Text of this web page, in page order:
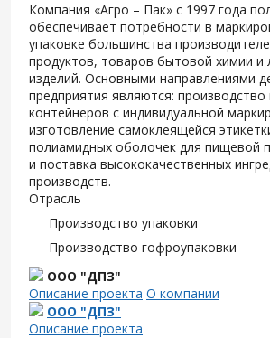
Компания «Агро – Пак» с 1997 года
обеспечивает потребности в
упаковке большинства
продуктов, товаров бытовой химии и
изделий. Основными направлениями
предприятия являются: производство
контейнеров с индивидуальной
изготовление самоклеящейся
полиамидных оболочек для пищевой
и поставка высококачественных
производств.
Отрасль
Производство упаковки
Производство гофроупаковки
ООО "ДПЗ"
Описание проекта О компании
ООО "ДПЗ"
Описание проекта